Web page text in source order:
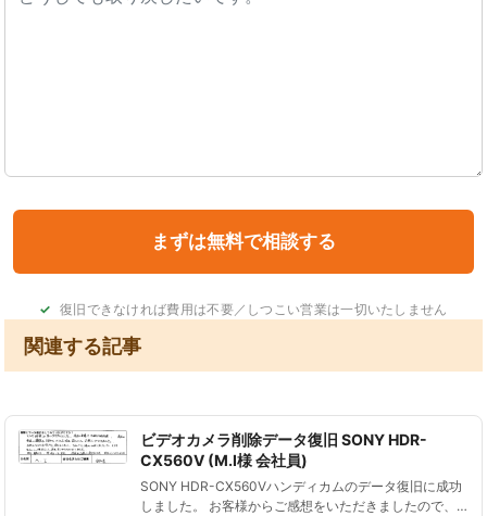
復旧できなければ費用は不要／しつこい営業は一切いたしません
関連する記事
ビデオカメラ削除データ復旧 SONY HDR-
CX560V (M.I様 会社員)
SONY HDR-CX560Vハンディカムのデータ復旧に成功
しました。 お客様からご感想をいただきましたので、